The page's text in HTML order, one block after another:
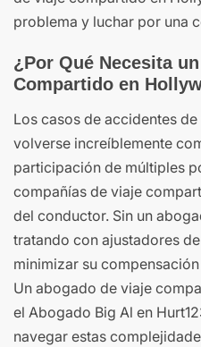
problema y luchar por una
¿Por Qué Necesita
Compartido en
Los casos de accidentes
volverse increíblemente
participación de múltiples
compañías de viaje
del conductor. Sin un
tratando con ajustadores
minimizar su
Un abogado de viaje
el Abogado Big Al en
navegar estas